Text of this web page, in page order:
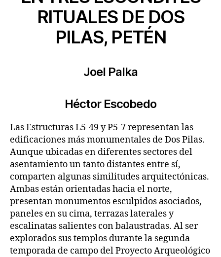
RITUALES DE DOS
PILAS, PETÉN
Joel Palka
Héctor Escobedo
Las Estructuras L5-49 y P5-7 representan las
edificaciones más monumentales de Dos Pilas.
Aunque ubicadas en diferentes sectores del
asentamiento un tanto distantes entre sí,
comparten algunas similitudes arquitectónicas.
Ambas están orientadas hacia el norte,
presentan monumentos esculpidos asociados,
paneles en su cima, terrazas laterales y
escalinatas salientes con balaustradas. Al ser
explorados sus templos durante la segunda
temporada de campo del Proyecto Arqueológico